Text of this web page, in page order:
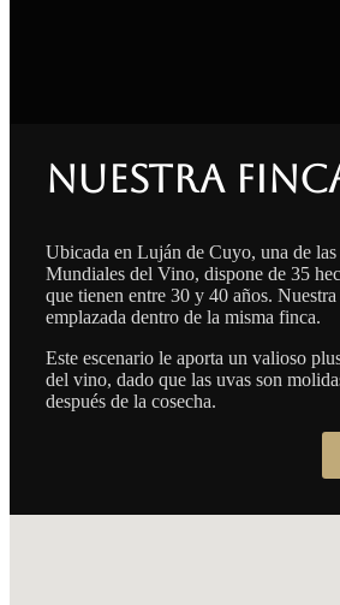
Nuestra
Ubicada en Luján de Cuyo, una de
Mundiales del Vino, dispone de 35
que tienen entre 30 y 40 años. Nuestra
emplazada dentro de la misma finca.
Este escenario le aporta un valioso
del vino, dado que las uvas son
después de la cosecha.